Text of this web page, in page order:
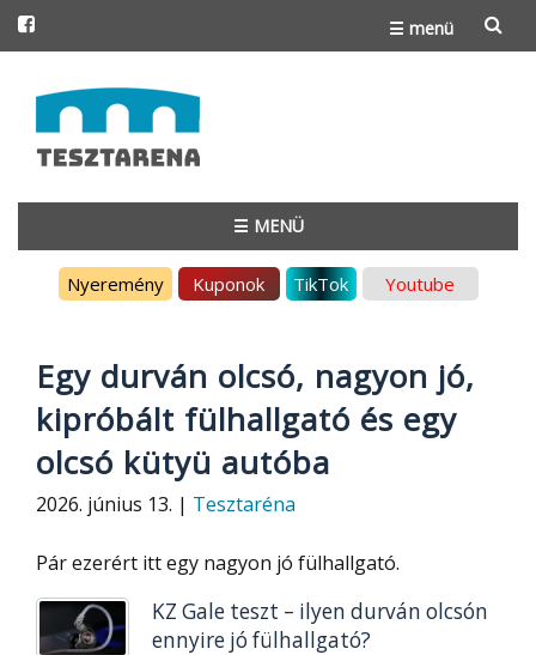
☰ menü
to
content
☰ MENÜ
Nyeremény Kuponok TikTok Youtube
Egy durván olcsó, nagyon jó,
kipróbált fülhallgató és egy
olcsó kütyü autóba
2026. június 13. | Tesztaréna
Pár ezerért itt egy nagyon jó fülhallgató.
KZ Gale teszt – ilyen durván olcsón
ennyire jó fülhallgató?